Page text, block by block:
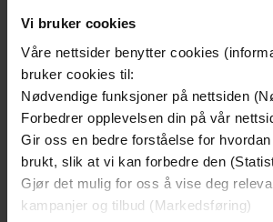
Vi bruker cookies
Våre nettsider benytter cookies
bruker cookies til:
Nødvendige funksjoner på nettsiden
Forbedrer opplevelsen din på vår
Gir oss en bedre forståelse for
brukt, slik at vi kan forbedre den
Gjør det mulig for oss å vise deg
kampanjer og tilbud (Markedsføring)
199,-
Hulemannen
Jørn Lier Horst
LYDBOK
Premium